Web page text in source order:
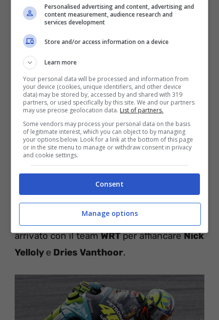
Si vive solo di ricordi? Per niente. Se è vero
infatti che il nome di Valentino aleggia
ancora tra i circuiti della MotoGP per un
effetto nostalgia che ci sta tutto, c’è anche
da prendere atto che nella sua nuova vita, il
pesarese sa stupire ancora. Non lo farà su
due ruote, ma a 44 anni il Dottore sa
prendersi ancora le sue soddisfazioni. Le
ultime notizie di un Rossi vincente arrivano
12 Ore del Golfodove l’italiano è
arrivato con il teamWRTper affiancareNick
Yelloly e Dries Vanthoor.
Personalised advertising and content, advertising and
content measurement, audience research and
services development
Store and/or access information on a device
Learn more
Your personal data will be processed and information from
your device (cookies, unique identifiers, and other device
data) may be stored by, accessed by and shared with 319
partners, or used specifically by this site. We and our partners
may use precise geolocation data. List of partners.
Some vendors may process your personal data on the basis
of legitimate interest, which you can object to by managing
your options below. Look for a link at the bottom of this page
or in the site menu to manage or withdraw consent in privacy
and cookie settings.
Consent
Manage options